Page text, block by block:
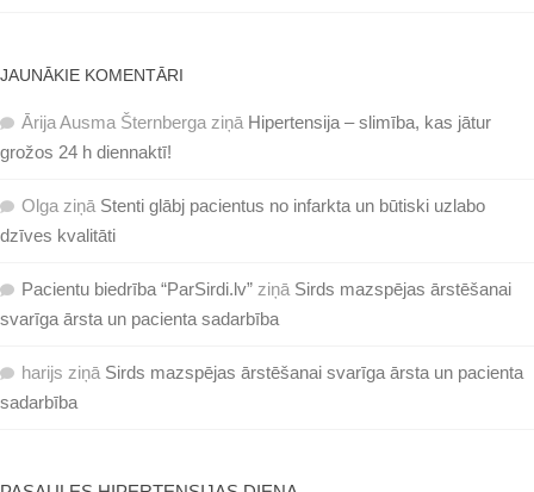
JAUNĀKIE KOMENTĀRI
Ārija Ausma Šternberga ziņā Hipertensija – slimība, kas jātur
grožos 24 h diennaktī!
Olga ziņā Stenti glābj pacientus no infarkta un būtiski uzlabo
dzīves kvalitāti
Pacientu biedrība “ParSirdi.lv” ziņā Sirds mazspējas ārstēšanai
svarīga ārsta un pacienta sadarbība
harijs ziņā Sirds mazspējas ārstēšanai svarīga ārsta un pacienta
sadarbība